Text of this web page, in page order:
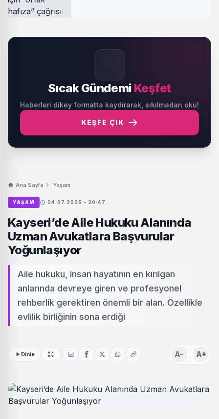
Sıcak Gündemi Keşfet
Haberleri dikey formatta kaydırarak, sıkılmadan oku!
KEŞFE ÇIK
Ana Sayfa Yaşam
YAŞAM 04.07.2025 - 20:47
Kayseri’de Aile Hukuku Alanında
Uzman Avukatlara Başvurular
Yoğunlaşıyor
Aile hukuku, insan hayatının en kırılgan
anlarında devreye giren ve profesyonel
rehberlik gerektiren önemli bir alan. Özellikle
evlilik birliğinin sona erdiği
Dinle A- A+